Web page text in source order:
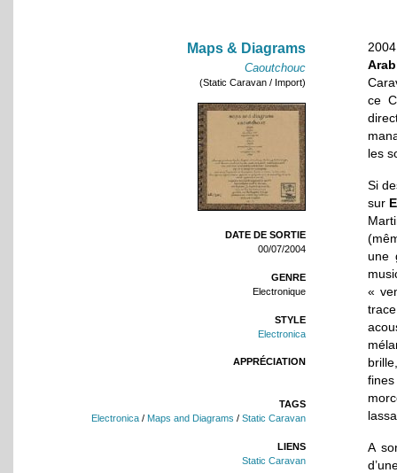
Maps & Diagrams
Caoutchouc
(Static Caravan / Import)
DATE DE SORTIE
00/07/2004
GENRE
Electronique
STYLE
Electronica
APPRÉCIATION
TAGS
Electronica / Maps and Diagrams / Static Caravan
LIENS
Static Caravan
ce
les
Si
sur
une
«
A